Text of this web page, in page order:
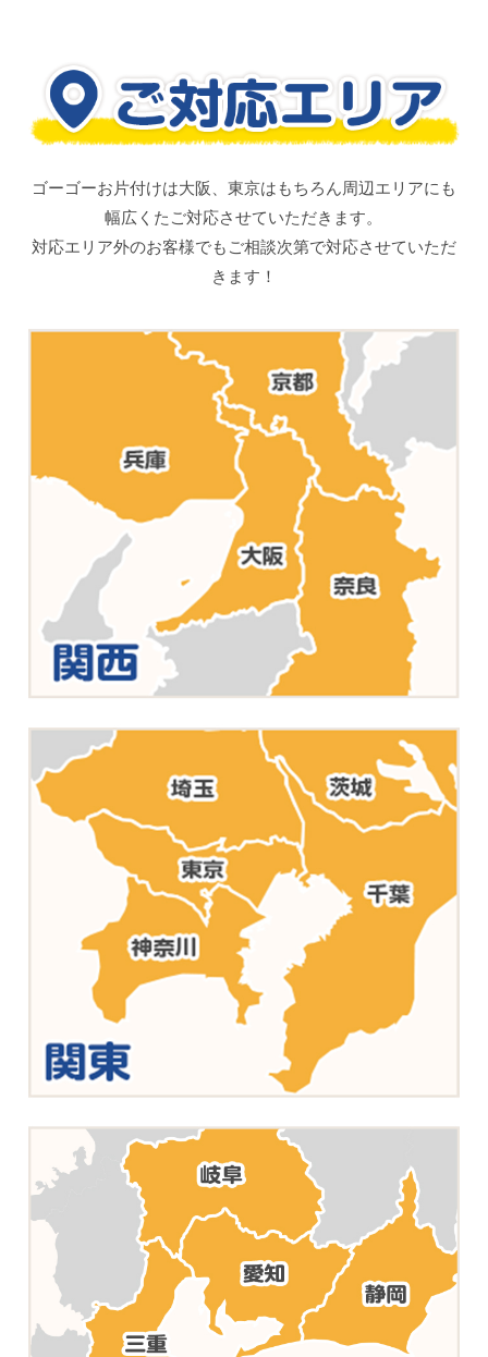
ゴーゴーお片付けは大阪、東京はもちろん周辺エリアにも
幅広くたご対応させていただきます。
対応エリア外のお客様でもご相談次第で対応させていただ
きます！